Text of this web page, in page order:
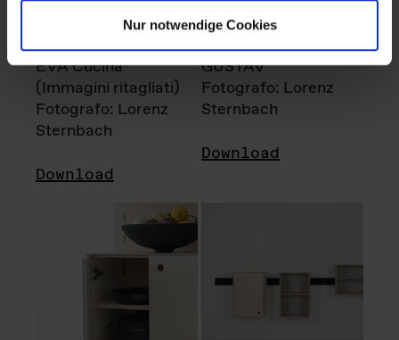
Nur notwendige Cookies
EVA Cucina
(Immagini ritagliati)
Fotografo: Lorenz
Sternbach
Download
GUSTAV
Fotografo: Lorenz
Sternbach
Download